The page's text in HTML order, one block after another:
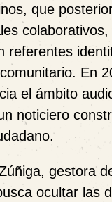
que
colaborativos,
referentes
En
el ámbito
noticiero
, gestora
ocultar las